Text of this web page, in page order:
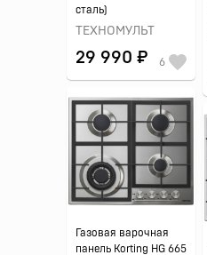
сталь)
ТЕХНОМУЛЬТ
29 990 ₽ 6
Газовая варочная
панель Korting HG 665